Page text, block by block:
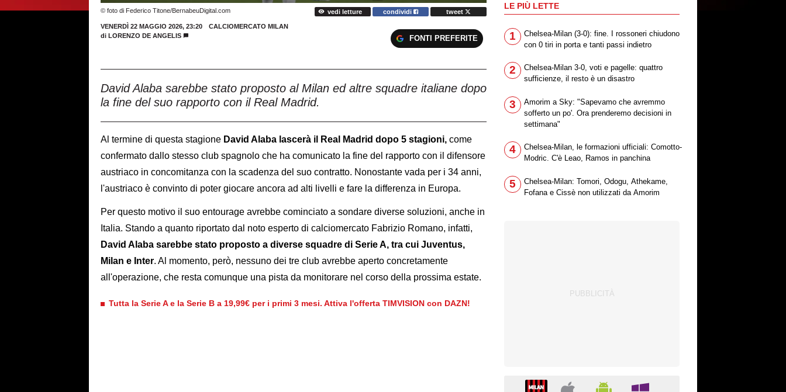
© foto di Federico Titone/BernabeuDigital.com vedi letture condividi tweet
VENERDÌ 22 MAGGIO 2026, 23:20
CALCIOMERCATO MILAN
di LORENZO DE ANGELIS FONTI PREFERITE
David Alaba sarebbe stato proposto al Milan ed altre squadre italiane dopo
la fine del suo rapporto con il Real Madrid.
Al termine di questa stagione David Alaba lascerà il Real Madrid dopo 5 stagioni, come
confermato dallo stesso club spagnolo che ha comunicato la fine del rapporto con il difensore
austriaco in concomitanza con la scadenza del suo contratto. Nonostante vada per i 34 anni,
l'austriaco è convinto di poter giocare ancora ad alti livelli e fare la differenza in Europa.
Per questo motivo il suo entourage avrebbe cominciato a sondare diverse soluzioni, anche in
Italia. Stando a quanto riportato dal noto esperto di calciomercato Fabrizio Romano, infatti,
David Alaba sarebbe stato proposto a diverse squadre di Serie A, tra cui Juventus,
Milan e Inter. Al momento, però, nessuno dei tre club avrebbe aperto concretamente
all'operazione, che resta comunque una pista da monitorare nel corso della prossima estate.
Tutta la Serie A e la Serie B a 19,99€ per i primi 3 mesi. Attiva l'offerta TIMVISION con DAZN!
LE PIÙ LETTE
1
Chelsea-Milan (3-0): fine. I rossoneri chiudono
con 0 tiri in porta e tanti passi indietro
2
Chelsea-Milan 3-0, voti e pagelle: quattro
sufficienze, il resto è un disastro
3
Amorim a Sky: "Sapevamo che avremmo
sofferto un po'. Ora prenderemo decisioni in
settimana"
4
Chelsea-Milan, le formazioni ufficiali: Comotto-
Modric. C'è Leao, Ramos in panchina
5
Chelsea-Milan: Tomori, Odogu, Athekame,
Fofana e Cissè non utilizzati da Amorim